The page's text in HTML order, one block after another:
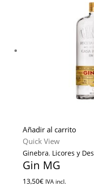
Añadir al carrito
Quick View
Ginebra, Licores y
Gin MG
13,50€ IVA incl.